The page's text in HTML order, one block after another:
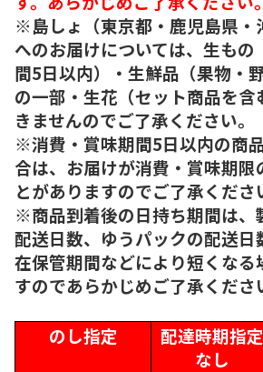
※島しょ（東京都・鹿児島県・
へのお届けについては、生もの
間5日以内）・生鮮品（果物・
の一部・生花（セット商品を含
きませんのでご了承ください。
※消費・賞味期間5日以内の商
合は、お届けが消費・賞味期限
とがありますのでご了承くださ
※商品到着後の日持ち期間は、
配送日数、ゆうパックの配送日
在保管期間などにより短くなる
すのであらかじめご了承くださ
のし指定
配達時期指定
なし